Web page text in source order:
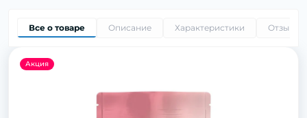
Все о товаре Описание Характеристики Отзывы
Акция